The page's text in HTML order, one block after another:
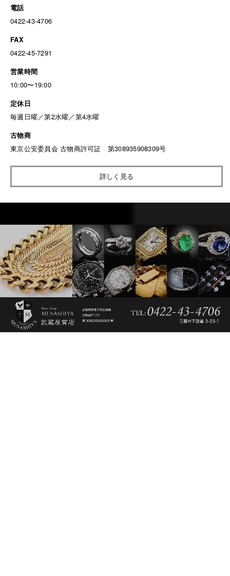
電話
0422-43-4706
FAX
0422-45-7291
営業時間
10:00〜19:00
定休日
毎週日曜／第2水曜／第4水曜
古物商
東京公安委員会 古物商許可証 第308935908309号
詳しく見る